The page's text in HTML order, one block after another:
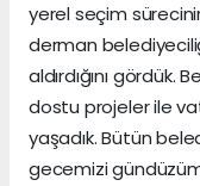
yerel seçim
derman
aldırdığını gördük.
dostu projeler ile
yaşadık. Bütün
gecemizi